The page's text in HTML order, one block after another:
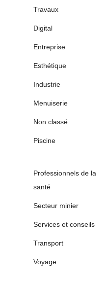
Travaux
Digital
Entreprise
Esthétique
Industrie
Menuiserie
Non classé
Piscine
Professionnels de la
santé
Secteur minier
Services et conseils
Transport
Voyage